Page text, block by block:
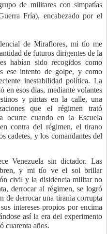
de militares con simpatías
Fría), encabezado por el
de Miraflores, mi tío me
de futuros dirigentes de la
habían sido recogidos como
ese intento de golpe, y como
inestabilidad política. La
en esos días, mediante volantes
y pintas en la calle, una
que el régimen trató
ocurre cuando en la Escuela
contra del régimen, el tirano
cadetes, y los comandantes del
Venezuela sin dictador. Las
y mi tío ve el sol brillar
civil y la disidencia militar no
derrocar al régimen, se logró
de derrocar una tiranía corrupta
intereses propios por encima
así la era del experimento
cuarenta años.